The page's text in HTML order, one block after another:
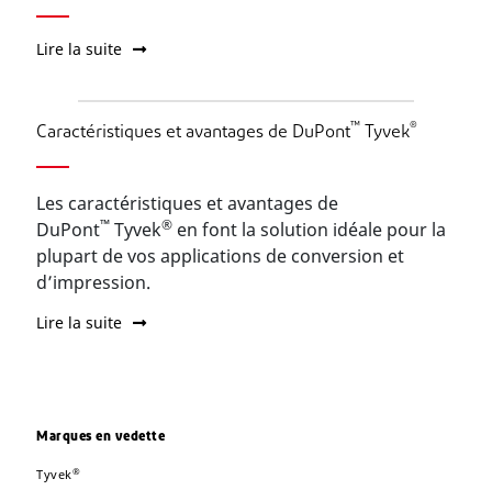
Lire la suite
Caractéristiques et avantages de DuPont™ Tyvek®
Les caractéristiques et avantages de
DuPont™ Tyvek® en font la solution idéale pour la
plupart de vos applications de conversion et
d’impression.
Lire la suite
Marques en vedette
Tyvek®